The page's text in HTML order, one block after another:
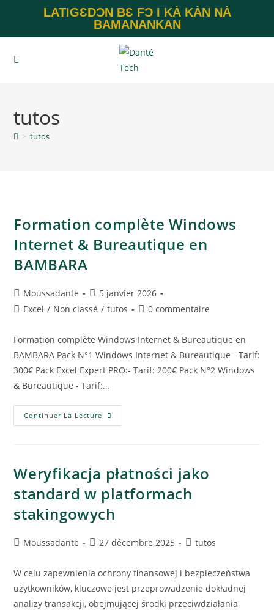
LATIGƐDƆN BƐ FƆ I KÀ KÀN NÀ
BAMANANKAN
tutos
> tutos
Formation complète Windows
Internet & Bureautique en
BAMBARA
Moussadante
5 janvier 2026
Excel / Non classé / tutos 0 commentaire
Formation complète Windows Internet & Bureautique en
BAMBARA Pack N°1 Windows Internet & Bureautique - Tarif:
300€ Pack Excel Expert PRO:- Tarif: 200€ Pack N°2 Windows
& Bureautique - Tarif:…
Continuer La Lecture
Weryfikacja płatności jako
standard w platformach
stakingowych
Moussadante 27 décembre 2025 tutos
W celu zapewnienia ochrony finansowej i bezpieczeństwa
użytkowników, kluczowe jest przeprowadzenie dokładnej
analizy transakcji, obejmującej środki przeciwdziałania